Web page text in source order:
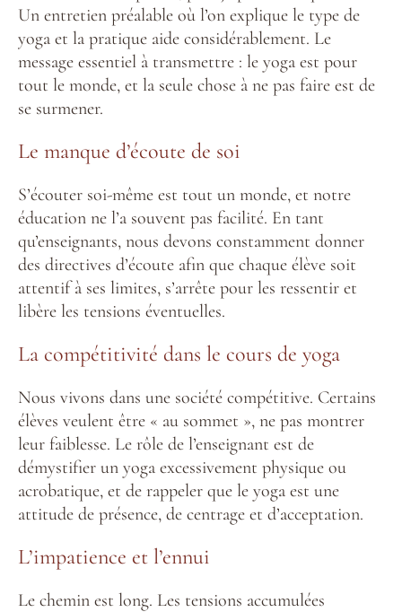
Un entretien préalable où l’on explique le type de
yoga et la pratique aide considérablement. Le
message essentiel à transmettre : le yoga est pour
tout le monde, et la seule chose à ne pas faire est de
se surmener.
Le manque d’écoute de soi
S’écouter soi-même est tout un monde, et notre
éducation ne l’a souvent pas facilité. En tant
qu’enseignants, nous devons constamment donner
des directives d’écoute afin que chaque élève soit
attentif à ses limites, s’arrête pour les ressentir et
libère les tensions éventuelles.
La compétitivité dans le cours de yoga
Nous vivons dans une société compétitive. Certains
élèves veulent être « au sommet », ne pas montrer
leur faiblesse. Le rôle de l’enseignant est de
démystifier un yoga excessivement physique ou
acrobatique, et de rappeler que le yoga est une
attitude de présence, de centrage et d’acceptation.
L’impatience et l’ennui
Le chemin est long. Les tensions accumulées